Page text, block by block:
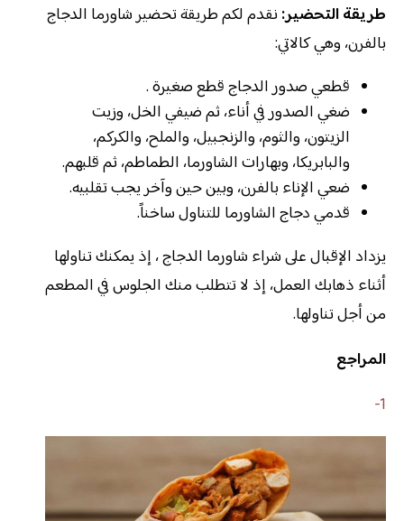
طريقة التحضير: نقدم لكم طريقة تحضير شاورما الدجاج
بالفرن، وهي كالاتي:
قطعي صدور الدجاج قطع صغيرة .
ضغي الصدور في أناء، ثم ضيفي الخل، وزيت
الزيتون، والثوم، والزنجبيل، والملح، والكركم،
والبابريكا، وبهارات الشاورما، الطماطم، ثم قلبهم.
ضعي الإناء بالفرن، وبين حين وآخر يجب تقلبيه.
قدمي دجاج الشاورما للتناول ساخناً.
يزداد الإقبال على شراء شاورما الدجاج ، إذ يمكنك تناولها
أثناء ذهابك العمل، إذ لا تتطلب منك الجلوس في المطعم
من أجل تناولها.
المراجع
1-